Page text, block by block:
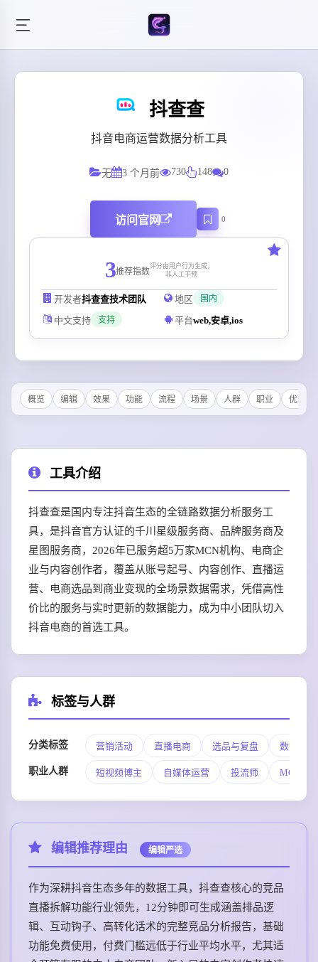
抖查查
抖音电商运营数据分析工具
无 3 个月前 730 148 0
访问官网 0
3推荐指数
评分由用户行为生成，
非人工干预
开发者抖查查技术团队 地区 国内
中文支持 支持 平台web,安卓,ios
概览 编辑 效果 功能 流程 场景 人群 职业 优势
工具介绍
抖查查是国内专注抖音生态的全链路数据分析服务工
具，是抖音官方认证的千川星级服务商、品牌服务商及
星图服务商，2026年已服务超5万家MCN机构、电商企
业与内容创作者，覆盖从账号起号、内容创作、直播运
营、电商选品到商业变现的全场景数据需求，凭借高性
价比的服务与实时更新的数据能力，成为中小团队切入
抖音电商的首选工具。
标签与人群
分类标签 营销活动 直播电商 选品与复盘 数据分析
职业人群 短视频博主 自媒体运营 投流师 MCN运
编辑推荐理由 编辑严选
作为深耕抖音生态多年的数据工具，抖查查核心的竞品
直播拆解功能行业领先，12分钟即可生成涵盖排品逻
辑、互动钩子、高转化话术的完整竞品分析报告，基础
功能免费使用，付费门槛远低于行业平均水平，尤其适